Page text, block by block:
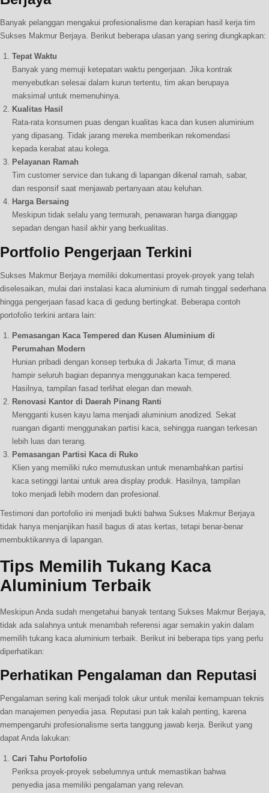
Banyak pelanggan mengakui profesionalisme dan kerapian hasil kerja tim
Sukses Makmur Berjaya. Berikut beberapa ulasan yang sering diungkapkan:
Tepat Waktu
Banyak yang memuji ketepatan waktu pengerjaan. Jika kontrak
menyebutkan selesai dalam kurun tertentu, tim akan berupaya
maksimal untuk memenuhinya.
Kualitas Hasil
Rata-rata konsumen puas dengan kualitas kaca dan kusen aluminium
yang dipasang. Tidak jarang mereka memberikan rekomendasi
kepada kerabat atau kolega.
Pelayanan Ramah
Tim customer service dan tukang di lapangan dikenal ramah, sabar,
dan responsif saat menjawab pertanyaan atau keluhan.
Harga Bersaing
Meskipun tidak selalu yang termurah, penawaran harga dianggap
sepadan dengan hasil akhir yang berkualitas.
Portfolio Pengerjaan Terkini
Sukses Makmur Berjaya memiliki dokumentasi proyek-proyek yang telah
diselesaikan, mulai dari instalasi kaca aluminium di rumah tinggal sederhana
hingga pengerjaan fasad kaca di gedung bertingkat. Beberapa contoh
portofolio terkini antara lain:
Pemasangan Kaca Tempered dan Kusen Aluminium di
Perumahan Modern
Hunian pribadi dengan konsep terbuka di Jakarta Timur, di mana
hampir seluruh bagian depannya menggunakan kaca tempered.
Hasilnya, tampilan fasad terlihat elegan dan mewah.
Renovasi Kantor di Daerah Pinang Ranti
Mengganti kusen kayu lama menjadi aluminium anodized. Sekat
ruangan diganti menggunakan partisi kaca, sehingga ruangan terkesan
lebih luas dan terang.
Pemasangan Partisi Kaca di Ruko
Klien yang memiliki ruko memutuskan untuk menambahkan partisi
kaca setinggi lantai untuk area display produk. Hasilnya, tampilan
toko menjadi lebih modern dan profesional.
Testimoni dan portofolio ini menjadi bukti bahwa Sukses Makmur Berjaya
tidak hanya menjanjikan hasil bagus di atas kertas, tetapi benar-benar
membuktikannya di lapangan.
Tips Memilih Tukang Kaca
Aluminium Terbaik
Meskipun Anda sudah mengetahui banyak tentang Sukses Makmur Berjaya,
tidak ada salahnya untuk menambah referensi agar semakin yakin dalam
memilih tukang kaca aluminium terbaik. Berikut ini beberapa tips yang perlu
diperhatikan:
Perhatikan Pengalaman dan Reputasi
Pengalaman sering kali menjadi tolok ukur untuk menilai kemampuan teknis
dan manajemen penyedia jasa. Reputasi pun tak kalah penting, karena
mempengaruhi profesionalisme serta tanggung jawab kerja. Berikut yang
dapat Anda lakukan:
Cari Tahu Portofolio
Periksa proyek-proyek sebelumnya untuk memastikan bahwa
penyedia jasa memiliki pengalaman yang relevan.